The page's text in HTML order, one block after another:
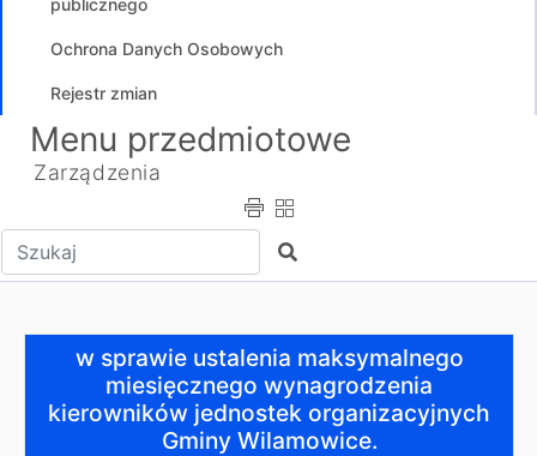
publicznego
Ochrona Danych Osobowych
Rejestr zmian
Menu przedmiotowe
Zarządzenia
Wpisz tekst do wyszukania Szukaj
w sprawie ustalenia maksymalnego miesięcznego
w sprawie ustalenia maksymalnego
miesięcznego wynagrodzenia
kierowników jednostek organizacyjnych
Gminy Wilamowice.